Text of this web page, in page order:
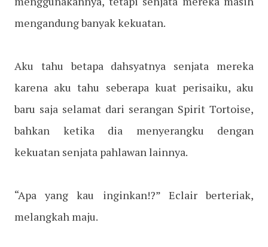
mengandung banyak kekuatan.
Aku tahu betapa dahsyatnya senjata mereka
karena aku tahu seberapa kuat perisaiku, aku
baru saja selamat dari serangan Spirit Tortoise,
bahkan ketika dia menyerangku dengan
kekuatan senjata pahlawan lainnya.
“Apa yang kau inginkan!?” Eclair berteriak,
melangkah maju.